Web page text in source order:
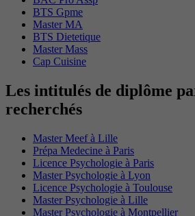
BTS Gpme
Master MA
BTS Dietetique
Master Mass
Cap Cuisine
Les intitulés de diplôme
recherchés
Master Meef à Lille
Prépa Medecine à Paris
Licence Psychologie à Paris
Master Psychologie à Lyon
Licence Psychologie à Toulouse
Master Psychologie à Lille
Master Psychologie à Montpellier